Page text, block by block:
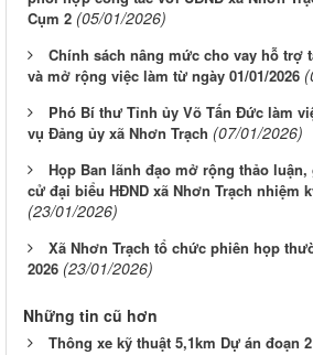
Cụm 2 (05/01/2026)
Chính sách nâng mức cho vay hỗ trợ
và mở rộng việc làm từ ngày 01/01/2026
Phó Bí thư Tỉnh ủy Võ Tấn Đức làm
vụ Đảng ủy xã Nhơn Trạch (07/01/2026)
Họp Ban lãnh đạo mở rộng thảo
cử đại biểu HĐND xã Nhơn Trạch nhiệm
(23/01/2026)
Xã Nhơn Trạch tổ chức phiên họp
2026 (23/01/2026)
Những tin cũ hơn
Thông xe kỹ thuật 5,1km Dự án đoạn